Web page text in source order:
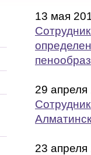
13 мая
29 апреля
23 апреля